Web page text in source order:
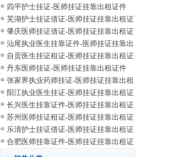
租证四平护士挂证-医师挂证挂靠出租证件
芜湖护士挂证借证-医师挂证挂靠出租证
件肇庆医师挂证借证-医师挂证挂靠出租证
件汕尾执业医生挂靠证件-医师挂证挂靠出
租证自贡医生挂证租证-医师挂证挂靠出租证
件丹东医师挂证-医师挂证挂靠出租证件
张家界执业药师挂证-医师挂证挂靠出租
证件阳江执业医生挂证-医师挂证挂靠出租证
件长兴医生挂靠证件-医师挂证挂靠出租证
件苏州医师挂证租证-医师挂证挂靠出租证
件 乐清护士挂证借证-医师挂证挂靠出租证
件合肥医师挂靠证件-医师挂证挂靠出租证